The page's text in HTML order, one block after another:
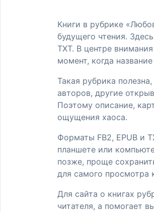
Книги в рубрике
будущего чтения.
TXT. В центре
момент, когда
Такая рубрика
авторов, другие
Поэтому описание,
ощущения хаоса.
Форматы FB2, EPUB и
планшете или
позже, проще
для самого просмотра
Для сайта о книгах
читателя, а помогает